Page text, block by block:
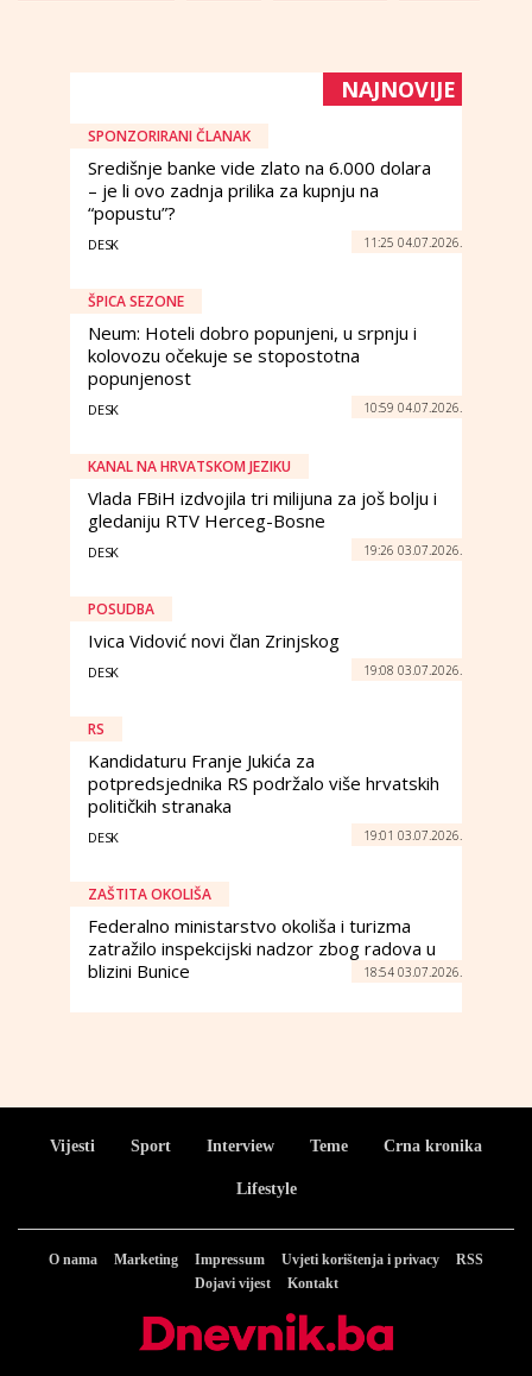
NAJNOVIJE
SPONZORIRANI ČLANAK
Središnje banke vide zlato na 6.000 dolara
– je li ovo zadnja prilika za kupnju na
“popustu”?
DESK 11:25 04.07.2026.
ŠPICA SEZONE
Neum: Hoteli dobro popunjeni, u srpnju i
kolovozu očekuje se stopostotna
popunjenost
DESK 10:59 04.07.2026.
KANAL NA HRVATSKOM JEZIKU
Vlada FBiH izdvojila tri milijuna za još bolju i
gledaniju RTV Herceg-Bosne
DESK 19:26 03.07.2026.
POSUDBA
Ivica Vidović novi član Zrinjskog
DESK 19:08 03.07.2026.
RS
Kandidaturu Franje Jukića za
potpredsjednika RS podržalo više hrvatskih
političkih stranaka
DESK 19:01 03.07.2026.
ZAŠTITA OKOLIŠA
Federalno ministarstvo okoliša i turizma
zatražilo inspekcijski nadzor zbog radova u
blizini Bunice
18:54 03.07.2026.
Vijesti Sport Interview Teme Crna kronika
Lifestyle
O nama Marketing Impressum Uvjeti korištenja i privacy
RSS
Dojavi vijest
Kontakt